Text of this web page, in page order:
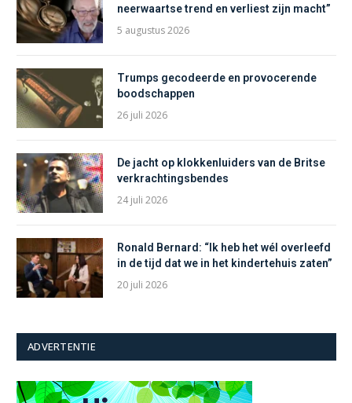
neerwaartse trend en verliest zijn macht”
5 augustus 2026
Trumps gecodeerde en provocerende
boodschappen
26 juli 2026
De jacht op klokkenluiders van de Britse
verkrachtingsbendes
24 juli 2026
Ronald Bernard: “Ik heb het wél overleefd
in de tijd dat we in het kindertehuis zaten”
20 juli 2026
ADVERTENTIE